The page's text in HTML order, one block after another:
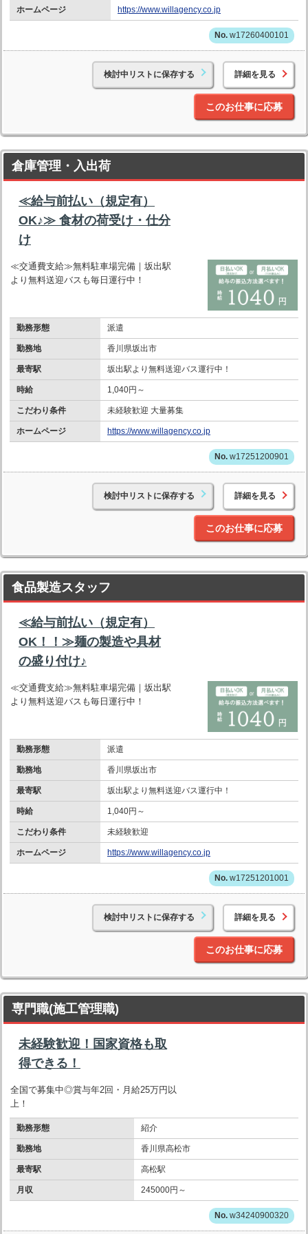
ホームページ https://www.willagency.co.jp
w17260400101
検討中リストに保存する 詳細を見る
このお仕事に応募
倉庫管理・入出荷
≪給与前払い（規定有）
OK♪≫ 食材の荷受け・仕分
け
≪交通費支給≫無料駐車場完備｜坂出駅
より無料送迎バスも毎日運行中！
勤務形態 派遣
勤務地 香川県坂出市
最寄駅 坂出駅より無料送迎バス運行中！
時給 1,040円～
こだわり条件 未経験歓迎 大量募集
ホームページ https://www.willagency.co.jp
w17251200901
検討中リストに保存する 詳細を見る
このお仕事に応募
食品製造スタッフ
≪給与前払い（規定有）
OK！！≫麺の製造や具材
の盛り付け♪
≪交通費支給≫無料駐車場完備｜坂出駅
より無料送迎バスも毎日運行中！
勤務形態 派遣
勤務地 香川県坂出市
最寄駅 坂出駅より無料送迎バス運行中！
時給 1,040円～
こだわり条件 未経験歓迎
ホームページ https://www.willagency.co.jp
w17251201001
検討中リストに保存する 詳細を見る
このお仕事に応募
専門職(施工管理職)
未経験歓迎！国家資格も取
得できる！
全国で募集中◎賞与年2回・月給25万円以
上！
勤務形態 紹介
勤務地 香川県高松市
最寄駅 高松駅
月収 245000円～
w34240900320